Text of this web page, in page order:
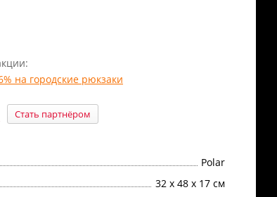
на городские рюкзаки
Стать партнёром
Polar
32 х 48 х 17 см